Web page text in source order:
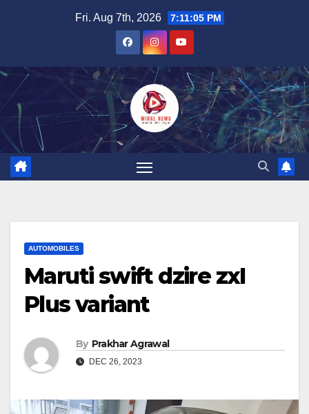
Fri. Aug 7th, 2026 7:11:06 PM
AUTOMOBILES
Maruti swift dzire zxI
Plus variant
By Prakhar Agrawal
DEC 26, 2023